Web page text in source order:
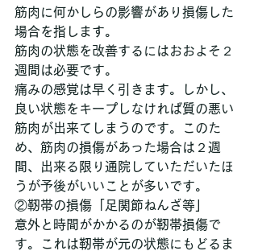
筋肉に何かしらの影響があり損傷した
場合を指します。
筋肉の状態を改善するにはおおよそ２
週間は必要です。
痛みの感覚は早く引きます。しかし、
良い状態をキープしなければ質の悪い
筋肉が出来てしまうのです。このた
め、筋肉の損傷があった場合は２週
間、出来る限り通院していただいたほ
うが予後がいいことが多いです。
②靭帯の損傷「足関節ねんざ等」
意外と時間がかかるのが靭帯損傷で
す。これは靭帯が元の状態にもどるま